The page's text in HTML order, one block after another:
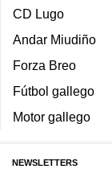
CD Lugo
Andar Miudiño
Forza Breo
Fútbol gallego
Motor gallego
NEWSLETTERS